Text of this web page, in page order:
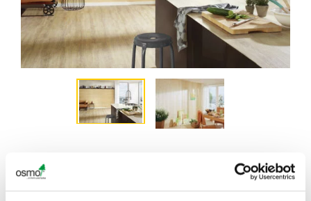
POUR OBTENIR DES INFORMATIONS